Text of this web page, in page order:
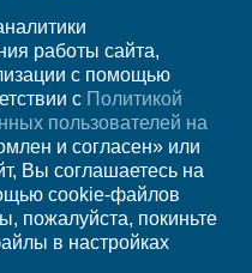
сетях
работы сайта,
с помощью
с Политикой
пользователей на
и согласен» или
Вы соглашаетесь на
cookie-файлов
пожалуйста, покиньте
в настройках